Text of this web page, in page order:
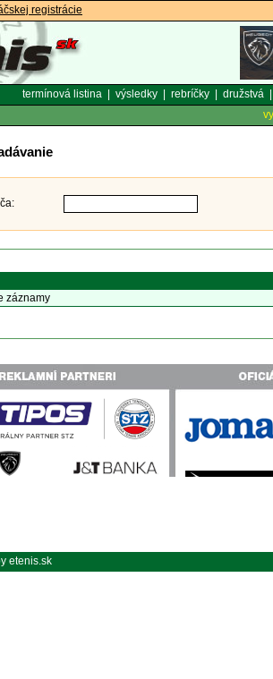
registrácie
termínová listina| výsledky| rebríčky| družstvá
záznamy
etenis.sk